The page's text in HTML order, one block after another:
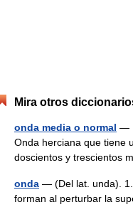
Mira otros
onda media o normal —
Onda herciana que tiene
doscientos y trescientos
onda — (Del lat. unda).
forman al perturbar la